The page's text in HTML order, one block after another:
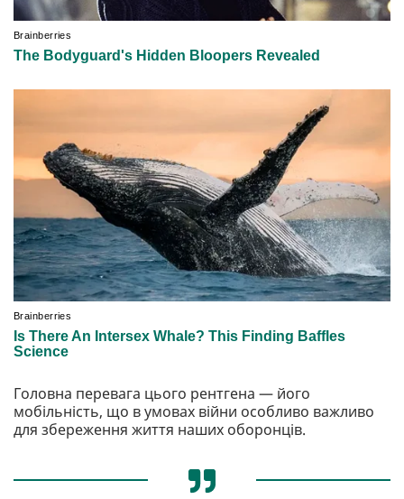
Головна перевага цього рентгена — його
мобільність, що в умовах війни особливо важливо
для збереження життя наших оборонців.